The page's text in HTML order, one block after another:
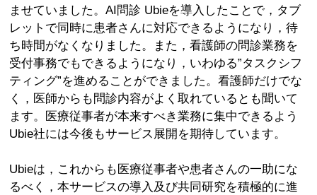
ませていました。AI問診 Ubieを導入したことで，タブ
レットで同時に患者さんに対応できるようになり，待
ち時間がなくなりました。また，看護師の問診業務を
受付事務でもできるようになり，いわゆる”タスクシフ
ティング”を進めることができました。看護師だけでな
く，医師からも問診内容がよく取れているとも聞いて
ます。医療従事者が本来すべき業務に集中できるよう
Ubie社には今後もサービス展開を期待しています。
Ubieは，これからも医療従事者や患者さんの一助にな
るべく，本サービスの導入及び共同研究を積極的に進